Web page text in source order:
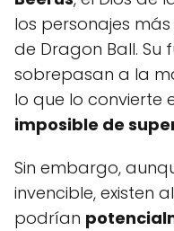
los personajes más
de Dragon Ball. Su
sobrepasan a la
lo que lo convierte
imposible de
Sin embargo,
invencible, existen
podrían